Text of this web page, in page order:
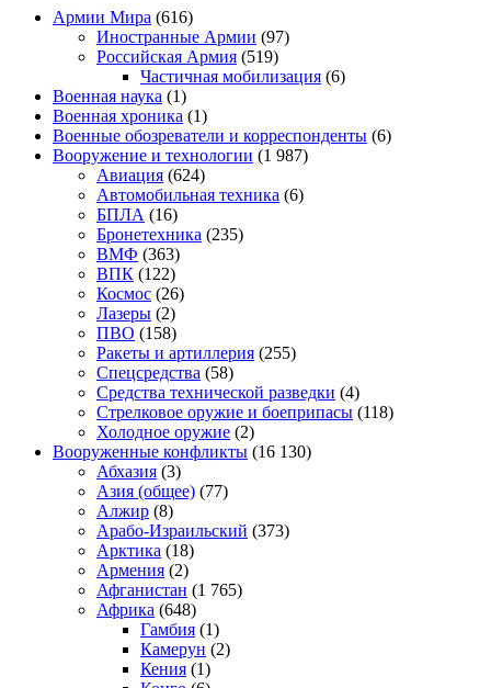
Армии Мира (616)
Иностранные Армии (97)
Российская Армия (519)
Частичная мобилизация (6)
Военная наука (1)
Военная хроника (1)
Военные обозреватели и корреспонденты (6)
Вооружение и технологии (1 987)
Авиация (624)
Автомобильная техника (6)
БПЛА (16)
Бронетехника (235)
ВМФ (363)
ВПК (122)
Космос (26)
Лазеры (2)
ПВО (158)
Ракеты и артиллерия (255)
Спецсредства (58)
Средства технической разведки (4)
Стрелковое оружие и боеприпасы (118)
Холодное оружие (2)
Вооруженные конфликты (16 130)
Абхазия (3)
Азия (общее) (77)
Алжир (8)
Арабо-Израильский (373)
Арктика (18)
Армения (2)
Афганистан (1 765)
Африка (648)
Гамбия (1)
Камерун (2)
Кения (1)